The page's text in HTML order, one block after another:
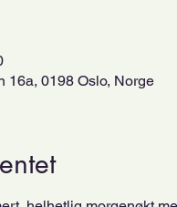
16a, 0198 Oslo, Norge